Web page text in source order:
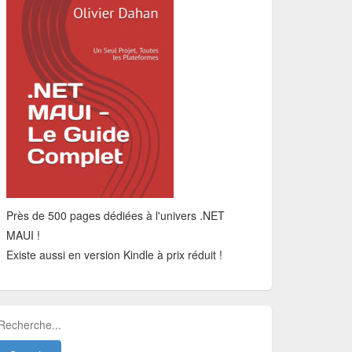
Près de 500 pages dédiées à l'univers .NET
MAUI !
Existe aussi en version Kindle à prix réduit !